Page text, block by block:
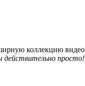
коллекцию
просто!